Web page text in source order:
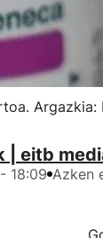
Argazkia:
| eitb
18:09 Azken